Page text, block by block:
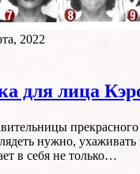
2022
для лица
нужно, ухаживать
в себя не только…